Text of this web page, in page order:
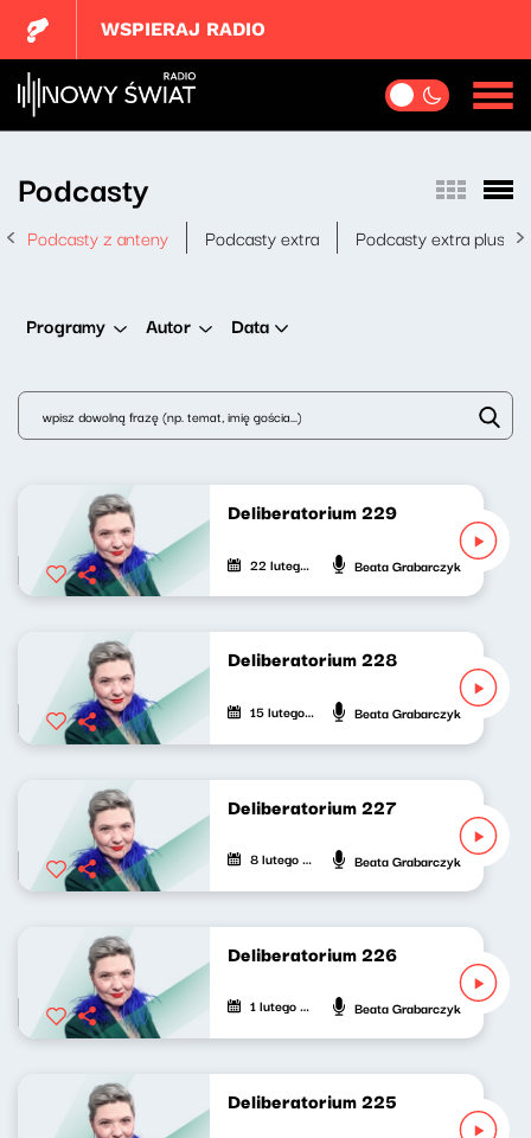
WSPIERAJ RADIO
Podcasty
Podcasty z anteny Podcasty extra Podcasty extra plus
Programy Autor Data
Deliberatorium 229
22 lutego 2025 Beata Grabarczyk
Deliberatorium 228
15 lutego 2025 Beata Grabarczyk
Deliberatorium 227
8 lutego 2025 Beata Grabarczyk
Deliberatorium 226
1 lutego 2025 Beata Grabarczyk
Deliberatorium 225